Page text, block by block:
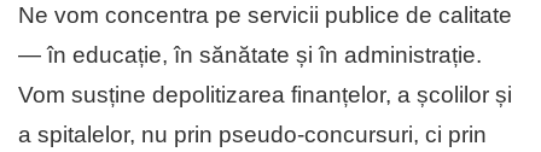
Ne vom concentra pe servicii publice de calitate
— în educație, în sănătate și în administrație.
Vom susține depolitizarea finanțelor, a școlilor și
a spitalelor, nu prin pseudo-concursuri, ci prin